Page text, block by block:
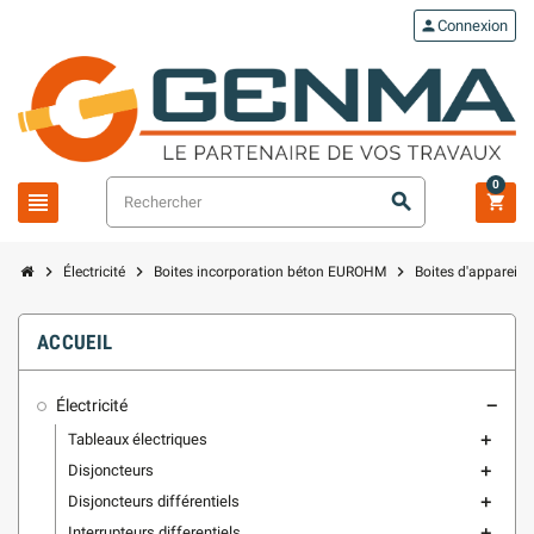
view_headline search
personConnexion
shopping_cart
0
chevron_right Électricité chevron_right Boites incorporation béton EUROHM chevron_right Boites
ACCUEIL
Électricité remove
Tableaux électriques add
Disjoncteurs add
Disjoncteurs différentiels add